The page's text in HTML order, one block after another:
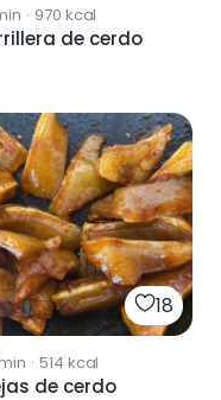
· 970 kcal
de cerdo
18
· 514 kcal
de cerdo